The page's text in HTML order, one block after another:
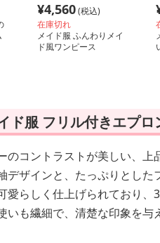
¥4,560(税込)
在庫切れ
メイド服 ふんわりメイ
ド風ワンピース
ド服 フリル付きエプロ
のコントラストが美しい、上
デザインと、たっぷりとした
愛らしく仕上げられており
いも繊細で、清楚な印象を与